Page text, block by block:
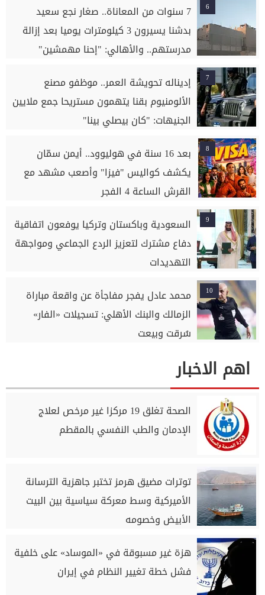
6
7 سنوات من المعاناة.. صغار نجع سعيد
بدشنا يسيرون 3 كيلومترات يوميا بعد إزالة
مدرستهم.. والأهالي: "إحنا مهمشين"
7
إديناله تحويشة العمر.. موظفو مصنع
الألومنيوم بقنا يتهمون مستريحا جمع ملايين
الجنيهات: "كان بيصلي بينا"
8
بعد 16 سنة في هوليوود.. أيمن سمّان
يكشف كواليس "فيزا" وأصعب مشهد مع
القرش الساعة 4 الفجر
9
السعودية وباكستان وتركيا يوفعون اتفاقية
دفاع مشترك لتعزيز الردع الجماعي ومواجهة
التهديدات
10
محمد عادل يفجر مفاجأة عن واقعة مباراة
الزمالك والبنك الأهلي: تسجيلات «الفار»
سُرقت وبيعت
اهم الاخبار
الصحة تغلق 19 مركزا غير مرخص لعلاج
الإدمان والطب النفسي بالمقطم
توترات مضيق هرمز تختبر جاهزية الترسانة
الأميركية وسط معركة سياسية بين البيت
الأبيض وخصومه
هزة غير مسبوقة في «الموساد» على خلفية
فشل خطة تغيير النظام في إيران